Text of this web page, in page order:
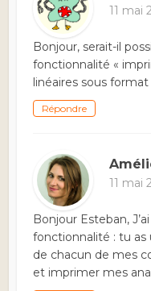
11 mai
Bonjour, serait-il
fonctionnalité «
linéaires sous format
Répondre
11 mai
Bonjour Esteban,
fonctionnalité : tu as
de chacun de mes
et imprimer mes